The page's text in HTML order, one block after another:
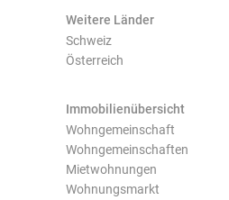
Weitere Länder
Schweiz
Österreich
Immobilienübersicht
Wohngemeinschaft
Wohngemeinschaften
Mietwohnungen
Wohnungsmarkt